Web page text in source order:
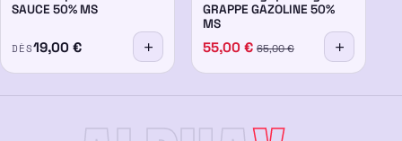
SAUCE 50% MS
DÈS19,00€
GRAPPE GAZOLINE 50%
MS
55,00 € 65,00€